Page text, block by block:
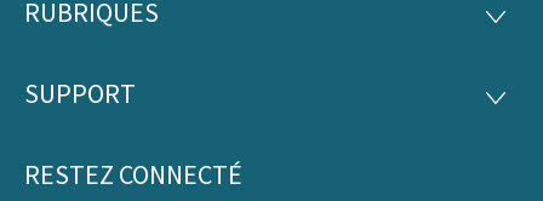
Pied
page
RUBRIQUES
SUPPORT
RESTEZ CONNECTÉ